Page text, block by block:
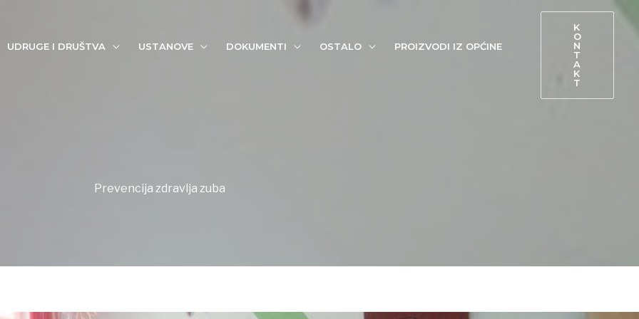
UDRUGE I DRUŠTVA USTANOVE DOKUMENTI OSTALO
PROIZVODI IZ OPĆINE
K
O
N
T
A
K
T
Prevencija zdravlja zuba